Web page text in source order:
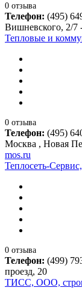
0 отзыва
Телефон: (495)
Вишневского, 2/7
Тепловые и
0 отзыва
Телефон: (495)
Москва , Новая
mos.ru
Теплосеть-
0 отзыва
Телефон: (499)
проезд, 20
ТИСС, ООО,